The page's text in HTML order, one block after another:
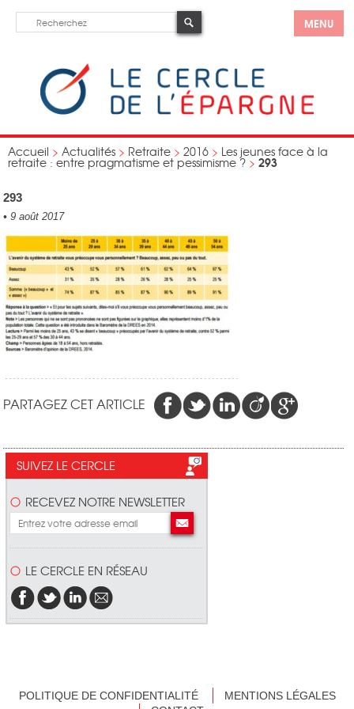
MENU
Accueil > Actualités > Retraite > 2016 > Les jeunes face à la
retraite : entre pragmatisme et pessimisme ? > 293
293
• 9 août 2017
PARTAGEZ CET ARTICLE
SUIVEZ LE CERCLE
RECEVEZ NOTRE NEWSLETTER
LE CERCLE EN RÉSEAU
POLITIQUE DE CONFIDENTIALITÉ
MENTIONS LÉGALES